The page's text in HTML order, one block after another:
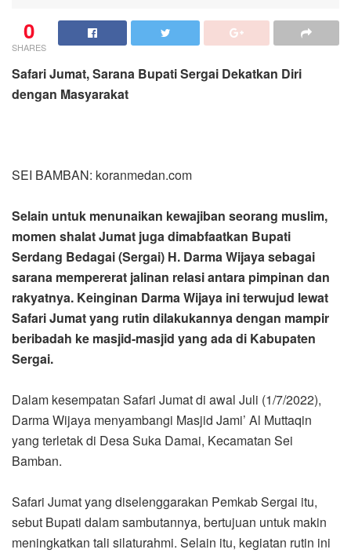
0
SHARES
Safari Jumat, Sarana Bupati Sergai Dekatkan Diri
dengan Masyarakat
SEI BAMBAN: koranmedan.com
Selain untuk menunaikan kewajiban seorang muslim,
momen shalat Jumat juga dimabfaatkan Bupati
Serdang Bedagai (Sergai) H. Darma Wijaya sebagai
sarana mempererat jalinan relasi antara pimpinan dan
rakyatnya. Keinginan Darma Wijaya ini terwujud lewat
Safari Jumat yang rutin dilakukannya dengan mampir
beribadah ke masjid-masjid yang ada di Kabupaten
Sergai.
Dalam kesempatan Safari Jumat di awal Juli (1/7/2022),
Darma Wijaya menyambangi Masjid Jami’ Al Muttaqin
yang terletak di Desa Suka Damai, Kecamatan Sei
Bamban.
Safari Jumat yang diselenggarakan Pemkab Sergai itu,
sebut Bupati dalam sambutannya, bertujuan untuk makin
meningkatkan tali silaturahmi. Selain itu, kegiatan rutin ini